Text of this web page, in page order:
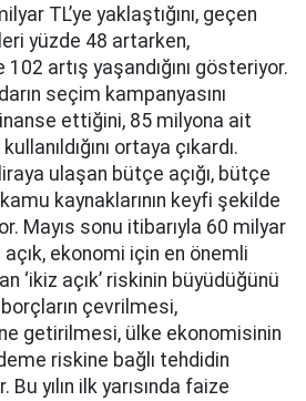
TL’ye yaklaştığını, geçen
yüzde 48 artarken,
artış yaşandığını gösteriyor.
seçim kampanyasını
ettiğini, 85 milyona ait
ortaya çıkardı.
ulaşan bütçe açığı, bütçe
kaynaklarının keyfi şekilde
Mayıs sonu itibarıyla 60 milyar
ekonomi için en önemli
‘ikiz açık’ riskinin büyüdüğünü
çevrilmesi,
getirilmesi, ülke ekonomisinin
riskine bağlı tehdidin
yılın ilk yarısında faize